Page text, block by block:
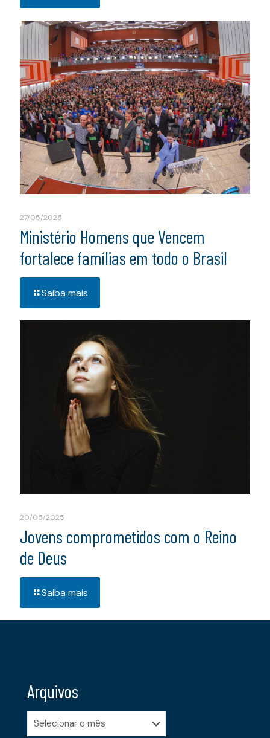
27/05/2025
Ministério Homens que Vencem
fortalece famílias em todo o Brasil
Saiba mais
20/05/2025
Jovens comprometidos com o Reino
de Deus
Saiba mais
Arquivos
Arquivos